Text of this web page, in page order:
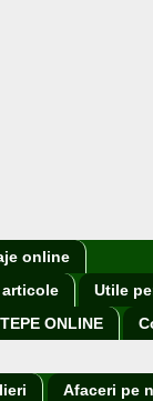
online
Utile
TEPE ONLINE
Afaceri pe